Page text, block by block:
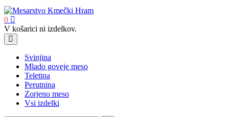
0
V košarici ni izdelkov.
Svinjina
Mlado goveje meso
Teletina
Perutnina
Zorjeno meso
Vsi izdelki